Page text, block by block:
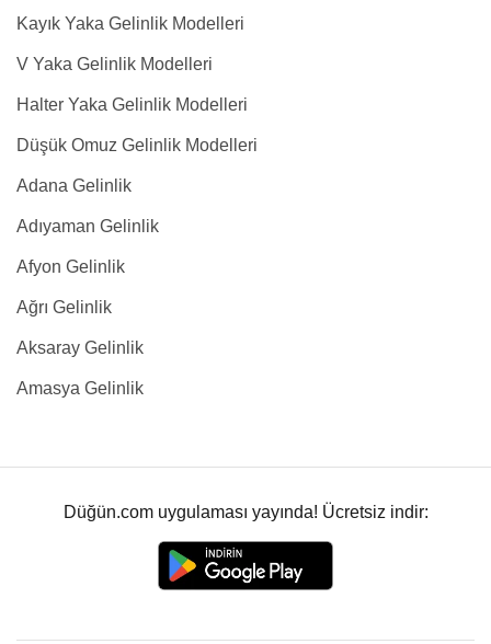
Kayık Yaka Gelinlik Modelleri
V Yaka Gelinlik Modelleri
Halter Yaka Gelinlik Modelleri
Düşük Omuz Gelinlik Modelleri
Adana Gelinlik
Adıyaman Gelinlik
Afyon Gelinlik
Ağrı Gelinlik
Aksaray Gelinlik
Amasya Gelinlik
Düğün.com uygulaması yayında! Ücretsiz indir: